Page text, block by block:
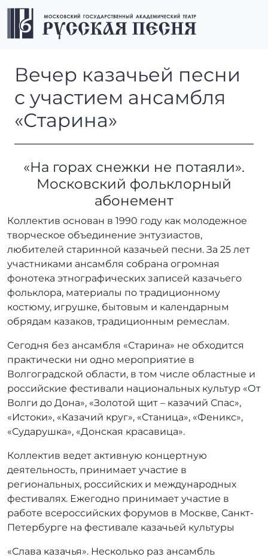
Перейти к содержимому
Перейти к футеру
Вечер казачьей песни с
Вечер казачьей песни
с участием ансамбля
«Старина»
«На горах снежки не потаяли».
Московский фольклорный
абонемент
Коллектив основан в 1990 году как молодежное
творческое объединение энтузиастов,
любителей старинной казачьей песни. За 25 лет
участниками ансамбля собрана огромная
фонотека этнографических записей казачьего
фольклора, материалы по традиционному
костюму, игрушке, бытовым и календарным
обрядам казаков, традиционным ремеслам.
Сегодня без ансамбля «Старина» не обходится
практически ни одно мероприятие в
Волгоградской области, в том числе областные и
российские фестивали национальных культур «От
Волги до Дона», «Золотой щит – казачий Спас»,
«Истоки», «Казачий круг», «Станица», «Феникс»,
«Сударушка», «Донская красавица».
Коллектив ведет активную концертную
деятельность, принимает участие в
региональных, российских и международных
фестивалях. Ежегодно принимает участие в
работе всероссийских форумов в Москве, Санкт-
Петербурге на фестивале казачьей культуры
«Слава казачья». Несколько раз ансамбль